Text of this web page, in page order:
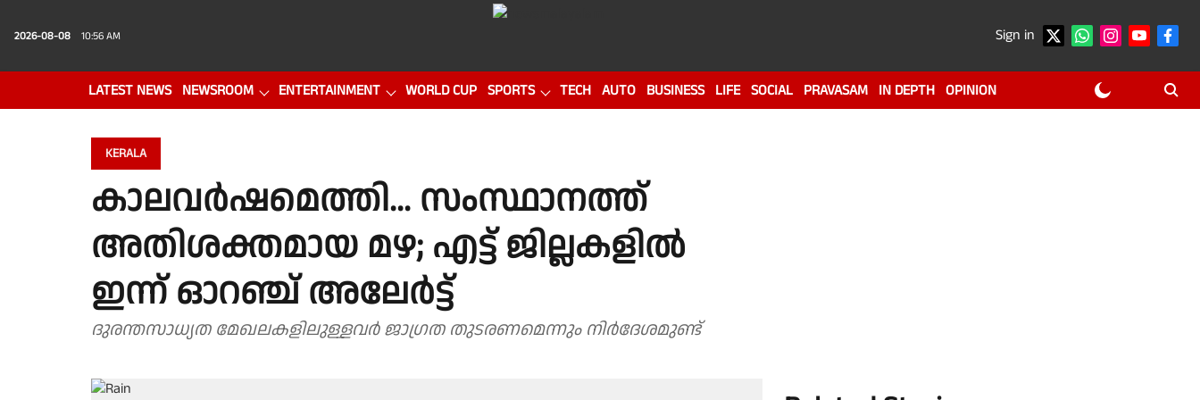
2026-08-08 10:56 AM Sign in
LATEST NEWS NEWSROOM ENTERTAINMENT WORLD CUP SPORTS TECH AUTO BUSINESS LIFE SOCIAL PRAVASAM IN DEPTH OPINION
KERALA
കാലവർഷമെത്തി... സംസ്ഥാനത്ത്
അതിശക്തമായ മഴ; എട്ട് ജില്ലകളിൽ
ഇന്ന് ഓറഞ്ച് അലേർട്ട്
ദുരന്തസാധ്യത മേഖലകളിലുള്ളവർ ജാഗ്രത തുടരണമെന്നും നിർദേശമുണ്ട്